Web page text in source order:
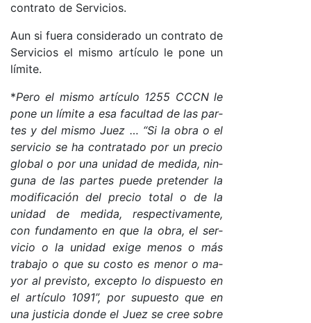
con­tra­to de Ser­vi­cio­s.
Aun si fue­ra con­si­de­ra­do un con­tra­to de
Ser­vi­cios el mis­mo ar­tícu­lo le po­ne un
lí­mi­te.
*Pe­ro el mis­mo ar­tícu­lo 1255 CC­CN le
po­ne un lí­mi­te a esa fa­cul­tad de las par­
tes y del mis­mo Juez … “Si la obra o el
ser­vi­cio se ha con­tra­ta­do por un pre­cio
glo­bal o por una uni­dad de me­di­da, nin­
gu­na de las par­tes pue­de pre­ten­der la
mo­di­fi­ca­ción del pre­cio to­tal o de la
uni­dad de me­di­da, res­pec­ti­va­men­te,
con fun­da­men­to en que la obra, el ser­
vi­cio o la uni­dad exi­ge me­nos o más
tra­ba­jo o que su cos­to es me­nor o ma­
yor al pre­vis­to, ex­cep­to lo dis­pues­to en
el ar­tícu­lo 1091”, por su­pues­to que en
una jus­ti­cia don­de el Juez se cree so­bre